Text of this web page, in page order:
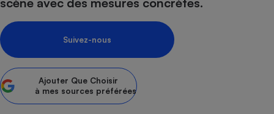
Suivez-nous
Ajouter Que Choisir
à mes sources préférées
Sécurité - Hygiène
Assurance
Banque - Crédit
Epargne - Fiscalité
Circulation routière
Contrôle technique -
Pièce détachée
Crédit immobilier
Maison de retraite
Choisir son fioul
Choisir son pellet
Comparateur assurance emprunteur
Energie Moins Chère Ensemble